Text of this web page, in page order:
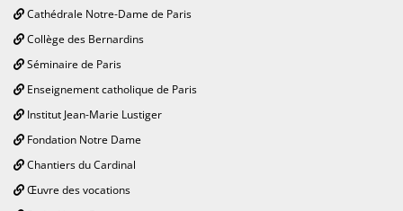
Cathédrale Notre-Dame de Paris
Collège des Bernardins
Séminaire de Paris
Enseignement catholique de Paris
Institut Jean-Marie Lustiger
Fondation Notre Dame
Chantiers du Cardinal
Œuvre des vocations